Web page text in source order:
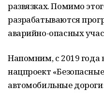
развязках. Помимо
разрабатываются
аварийно-опасных
Напомним, с 2019 года
нацпроект
автомобильные